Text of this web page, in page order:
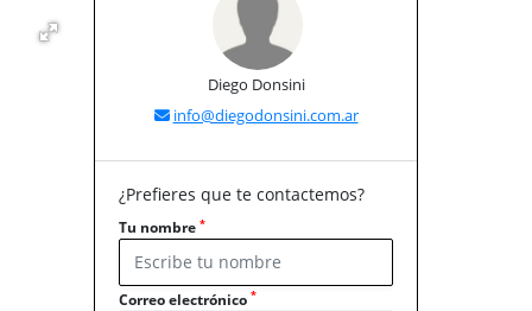
Diego Donsini
info@diegodonsini.com.ar
¿Prefieres que te contactemos?
Tu nombre *
Correo electrónico *